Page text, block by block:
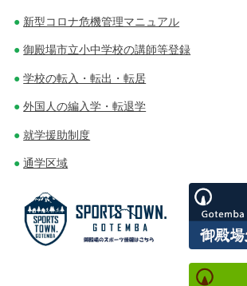
ー
シ
ョ
ン
新型コロナ危機管理マニュアル
御殿場市立小中学校の講師等登録
学校の転入・転出・転居
外国人の編入学・転退学
就学援助制度
通学区域